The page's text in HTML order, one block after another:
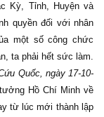
Kỳ, Tỉnh, Huyện và
quyền đối với nhân
một số công chức
ta phải hết sức làm.
Quốc, ngày 17-10-
Hồ Chí Minh về
từ lúc mới thành lập